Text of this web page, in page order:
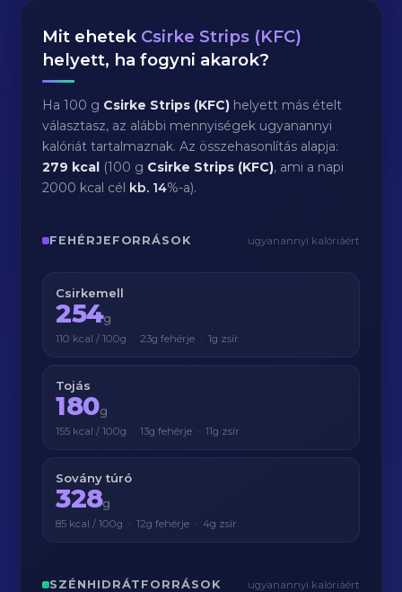
Mit ehetek Csirke Strips (KFC)
helyett, ha fogyni akarok?
Ha 100 g Csirke Strips (KFC) helyett más ételt
választasz, az alábbi mennyiségek ugyanannyi
kalóriát tartalmaznak. Az összehasonlítás alapja:
279 kcal (100 g Csirke Strips (KFC), ami a napi
2000 kcal cél kb. 14%-a).
FEHÉRJEFORRÁSOK ugyanannyi kalóriáért
Csirkemell
254g
110 kcal / 100g · 23g fehérje · 1g zsír
Tojás
180g
155 kcal / 100g · 13g fehérje · 11g zsír
Sovány túró
328g
85 kcal / 100g · 12g fehérje · 4g zsír
SZÉNHIDRÁTFORRÁSOK ugyanannyi kalóriáért